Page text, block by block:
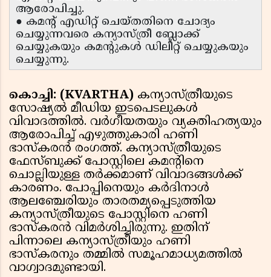
ആരോപിച്ചു.
● കമൻ്റ് എഡിറ്റ് ചെയ്തതിനെ ചോദ്യം
ചെയ്യുന്നവരെ കന്യാസ്ത്രീ ബ്ലോക്ക്
ചെയ്യുകയും കമൻ്റുകൾ ഡിലീറ്റ് ചെയ്യുകയും
ചെയ്യുന്നു.
കൊച്ചി: (KVARTHA) കന്യാസ്ത്രീയുടെ
സോഷ്യൽ മീഡിയ ഇടപെടലുകൾ
വിവാദത്തിൽ. വർഗീയതയും വ്യക്തിഹത്യയും
ആരോപിച്ച് എഴുത്തുകാരി ഹണി
ഭാസ്കരൻ രംഗത്ത്. കന്യാസ്ത്രീയുടെ
ഫേസ്ബുക്ക് പോസ്റ്റിലെ കമൻ്റിനെ
ചൊല്ലിയുള്ള തർക്കമാണ് വിവാദങ്ങൾക്ക്
കാരണം. പോപ്പിനെയും കർദിനാൾ
ആലഞ്ചേരിയും താരതമ്യപ്പെടുത്തിയ
കന്യാസ്ത്രീയുടെ പോസ്റ്റിനെ ഹണി
ഭാസ്കരൻ വിമർശിച്ചിരുന്നു. ഇതിന്
പിന്നാലെ കന്യാസ്ത്രീയും ഹണി
ഭാസ്കരനും തമ്മിൽ സമൂഹമാധ്യമത്തിൽ
വാഗ്വാദമുണ്ടായി.